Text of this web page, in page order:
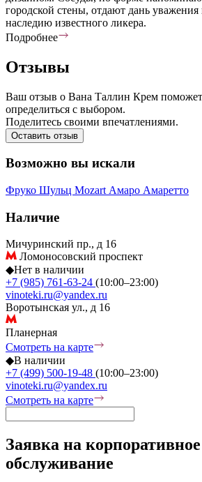
городской стены, отдают дань
наследию известного ликера.
Подробнее
Отзывы
Ваш отзыв о Вана Таллин Крем
определиться с выбором.
Поделитесь своими впечатлениями.
Оставить отзыв
Возможно вы искали
Фруко Шульц Mozart Амаро Амаретто
Наличие
Мичуринский пр., д 16
Ломоносовский проспект
◆Нет в наличии
+7 (985) 761-63-24 (10:00–23:00)
vinoteki.ru@yandex.ru
Воротынская ул., д 16
Планерная
Смотреть на карте
◆В наличии
+7 (499) 500-19-48 (10:00–23:00)
vinoteki.ru@yandex.ru
Смотреть на карте
Заявка на корпоративное
обслуживание